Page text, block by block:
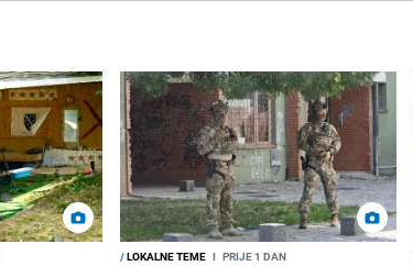
/LOKALNE TEME I PRIJE 1 DAN